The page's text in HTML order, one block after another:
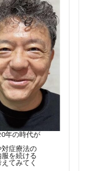
年の時代が
症療法の
を続ける
てみてく